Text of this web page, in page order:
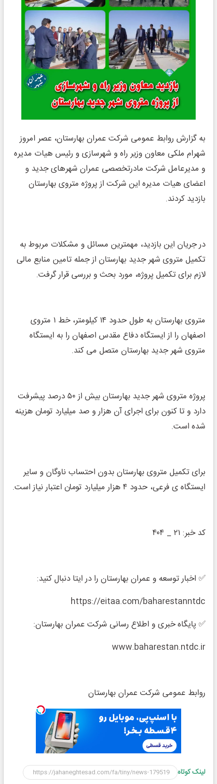
به‌ گزارش روابط عمومی شرکت عمران بهارستان، عصر امروز
شهرام ملکی معاون وزیر راه و شهرسازی و رئیس هیات مدیره
و مدیرعامل شرکت مادرتخصصی عمران شهرهای جدید و
اعضای هیات مدیره این شرکت از پروژه متروی بهارستان
بازدید کردند.
در جریان این بازدید، مهمترین مسائل و مشکلات مربوط به
تکمیل متروی شهر جدید بهارستان از جمله تامین منابع مالی
لازم برای تکمیل پروژه، مورد بحث و بررسی قرار گرفت.
متروی بهارستان به طول حدود ۱۴ کیلومتر، خط ۱ متروی
اصفهان را از ایستگاه دفاع مقدس اصفهان را به ایستگاه
متروی شهر جدید بهارستان متصل می کند.
پروژه متروی شهر جدید بهارستان بیش از ۵۰ درصد پیشرفت
دارد و تا کنون برای اجرای آن هزار و صد میلیارد تومان هزینه
شده است.
برای تکمیل متروی بهارستان بدون احتساب ناوگان و سایر
ایستگاه ی فرعی، حدود ۴ هزار میلیارد تومان اعتبار نیاز است.
کد خبر: ۲۱ _ ۴۰۴
✅ اخبار توسعه و عمران بهارستان را در ایتا دنبال کنید:
https://eitaa.com/baharestanntdc
✅ پایگاه خبری و اطلاع رسانی شرکت عمران بهارستان:
www.baharestan.ntdc.ir
روابط عمومی شرکت عمران بهارستان
لینک کوتاه